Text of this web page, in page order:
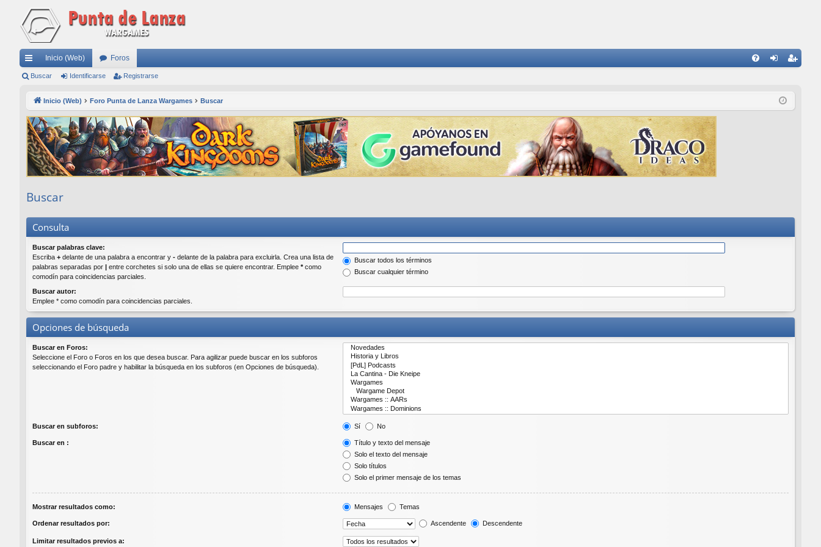
nl
rá
pi
do
Inicio (Web) Foros
ist
Buscar Identificarse Registrarse
Inicio (Web) Foro Punta de Lanza Wargames Buscar
Buscar
Consulta
Buscar palabras clave:
Escriba + delante de una palabra a encontrar y - delante de la palabra para excluirla. Crea una lista de
palabras separadas por | entre corchetes si solo una de ellas se quiere encontrar. Emplee *como
comodín para coincidencias parciales.
Buscar todos los términos
Buscar cualquier término
Buscar autor:
Emplee * como comodín para coincidencias parciales.
Opciones de búsqueda
Buscar en Foros:
Seleccione el Foro o Foros en los que desea buscar. Para agilizar puede buscar en los subforos
seleccionando el Foro padre y habilitar la búsqueda en los subforos (en Opciones de búsqueda).
Buscar en subforos: Sí No
Buscar en :
Título y texto del mensaje
Solo el texto del mensaje
Solo títulos
Solo el primer mensaje de los temas
Mostrar resultados como: Mensajes Temas
Ordenar resultados por: Ascendente Descendente
Limitar resultados previos a: